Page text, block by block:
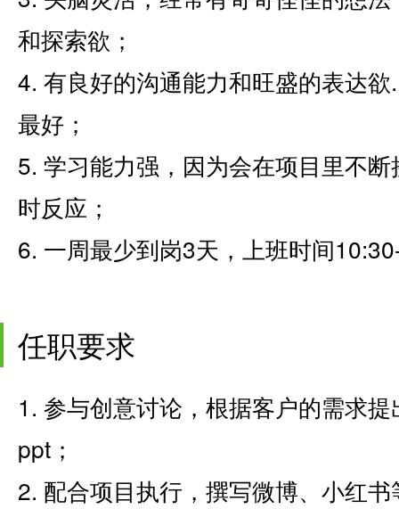
和探索欲；
4. 有良好的沟通能力和旺盛的表达
最好；
5. 学习能力强，因为会在项目里不
时反应；
6. 一周最少到岗3天，上班时间
任职要求
1. 参与创意讨论，根据客户的需求
ppt；
2. 配合项目执行，撰写微博、小红